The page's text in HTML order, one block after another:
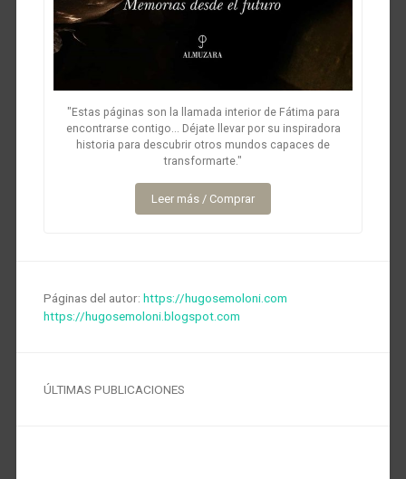
"Estas páginas son la llamada interior de Fátima para
encontrarse contigo... Déjate llevar por su inspiradora
historia para descubrir otros mundos capaces de
transformarte."
Leer más / Comprar
Páginas del autor: https://hugosemoloni.com
https://hugosemoloni.blogspot.com
ÚLTIMAS PUBLICACIONES